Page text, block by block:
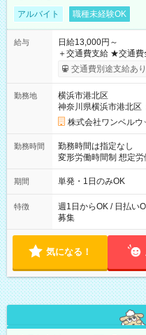
アルバイト 職種未経験OK
給与
日給13,000円～
＋交通費支給 ★交通費全額支給！ ┗案件により規定あり ★日払
いOK！（規定あり）
ンビニATMから 日払い分を
交通費別途支給あり
勤務地
横浜市港北区
神奈川県横浜市港北区
株式会社ワンベルウ
勤務時間
勤務時間は指定なし
変形労働時間制 想定労働時間160時
～21：00
期間 単発・1日のみOK
特徴
週1日からOK / 日払い
募集
気になる！